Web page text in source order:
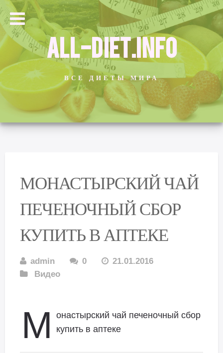
ALL-DIET.INFO
ВСЕ ДИЕТЫ МИРА
МОНАСТЫРСКИЙ ЧАЙ
ПЕЧЕНОЧНЫЙ СБОР
КУПИТЬ В АПТЕКЕ
admin 0
21.01.2016
Видео
М
онастырский чай печеночный сбор
купить в аптеке